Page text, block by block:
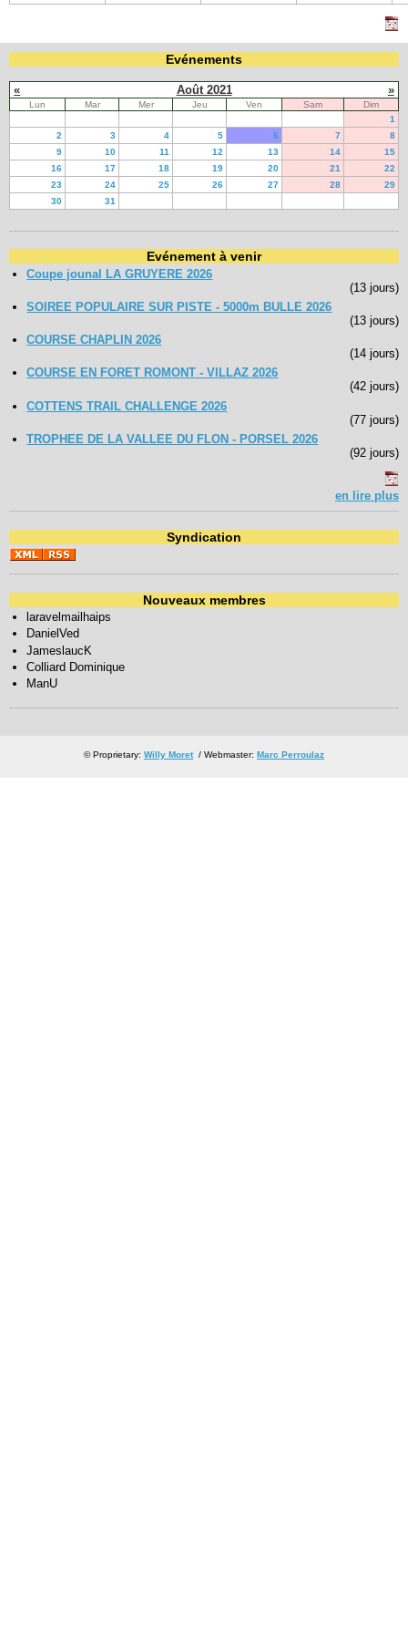
Evénements
« Août 2021 »
Lun Mar Mer Jeu Ven Sam
Dim
1
2
3 4 5 6 7
8
9
10 11 12 13 14
15
16
17 18 19 20 21
22
23
24 25 26 27 28
29
30
31
Evénement à venir
Coupe jounal LA GRUYERE 2026
(13 jours)
SOIREE POPULAIRE SUR PISTE - 5000m BULLE 2026
(13 jours)
COURSE CHAPLIN 2026
(14 jours)
COURSE EN FORET ROMONT - VILLAZ 2026
(42 jours)
COTTENS TRAIL CHALLENGE 2026
(77 jours)
TROPHEE DE LA VALLEE DU FLON - PORSEL 2026
(92 jours)
en lire plus
Syndication
Nouveaux membres
laravelmailhaips
DanielVed
JameslaucK
Colliard Dominique
ManU
© Proprietary: Willy Moret/ Webmaster: Marc Perroulaz